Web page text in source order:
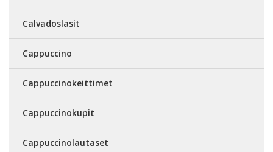
Calvadoslasit
Cappuccino
Cappuccinokeittimet
Cappuccinokupit
Cappuccinolautaset